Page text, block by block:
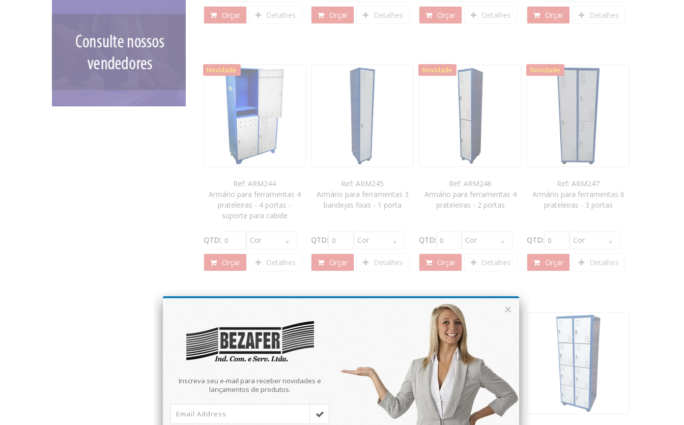
Orçar Detalhes Orçar Detalhes Orçar Detalhes Orçar Detalhes
Novidade
Ref: ARM244
Armário para ferramentas 4
prateleiras - 4 portas -
suporte para cabide
QTD:
Orçar Detalhes
Ref: ARM245
Armário para ferramentas 3
bandejas fixas - 1 porta
QTD:
Orçar Detalhes
Novidade
Ref: ARM246
Armário para ferramentas 4
prateleiras - 2 portas
QTD:
Orçar Detalhes
Novidade
Ref: ARM247
Armário para ferramentas 6
prateleiras - 3 portas
QTD:
Orçar Detalhes
×
Inscreva seu e-mail para receber novidades e
lançamentos de produtos.